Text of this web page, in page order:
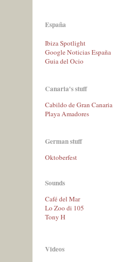
España
Ibiza Spotlight
Google Noticias España
Guia del Ocio
Canaria's stuff
Cabildo de Gran Canaria
Playa Amadores
German stuff
Oktoberfest
Sounds
Café del Mar
Lo Zoo di 105
Tony H
Videos